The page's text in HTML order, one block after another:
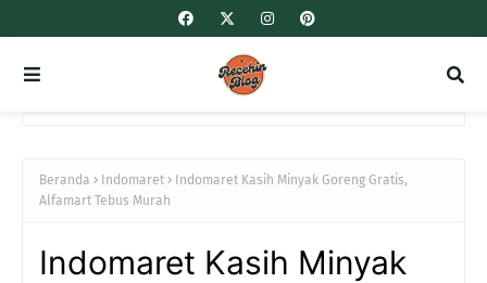
Beranda Indomaret
Indomaret Kasih Minyak Goreng Gratis,
Alfamart Tebus Murah
Indomaret Kasih Minyak